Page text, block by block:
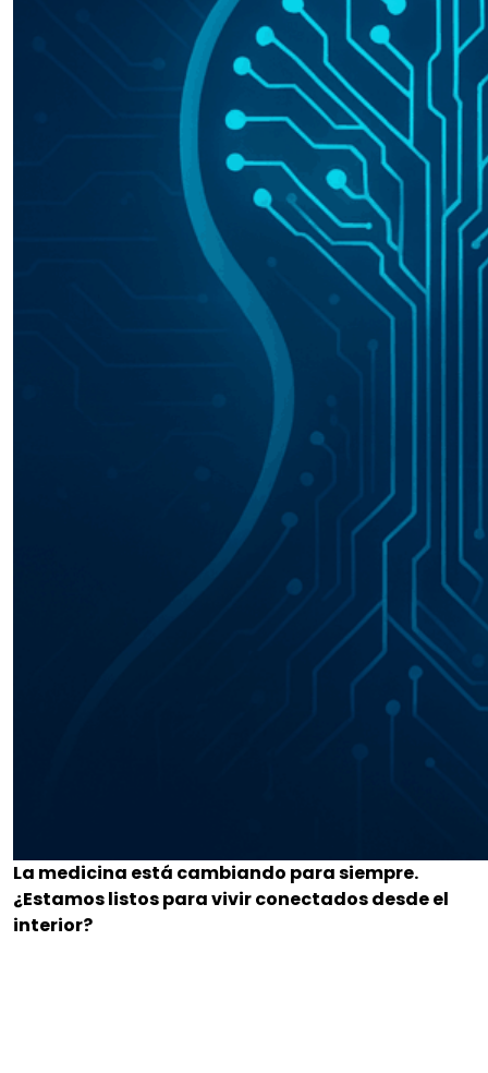
La medicina está cambiando para siempre.
¿Estamos listos para vivir conectados desde el
interior?